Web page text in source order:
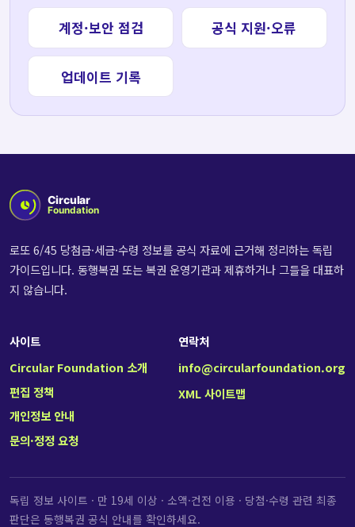
계정·보안 점검 공식 지원·오류
업데이트 기록
로또 6/45 당첨금·세금·수령 정보를 공식 자료에 근거해 정리하는 독립
가이드입니다. 동행복권 또는 복권 운영기관과 제휴하거나 그들을 대표하
지 않습니다.
사이트
Circular Foundation 소개
편집 정책
개인정보 안내
문의·정정 요청
연락처
info@circularfoundation.org
XML 사이트맵
독립 정보 사이트 · 만 19세 이상 · 소액·건전 이용 · 당첨·수령 관련 최종
판단은 동행복권 공식 안내를 확인하세요.